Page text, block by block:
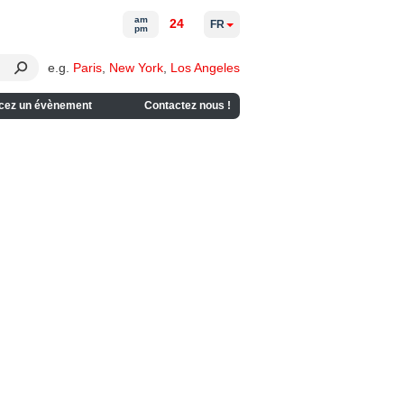
e.g. Paris New York Los Angeles
un évènement Contactez nous !
am
pm
24 FR